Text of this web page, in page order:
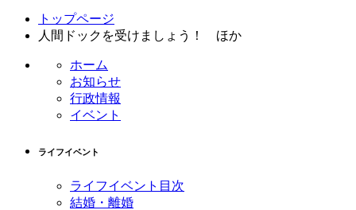
トップページ
人間ドックを受けましょう！ ほか
ホーム
お知らせ
行政情報
イベント
ライフイベント
ライフイベント目次
結婚・離婚